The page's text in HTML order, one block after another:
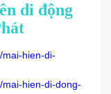
di động
hien-di-
hien-di-dong-